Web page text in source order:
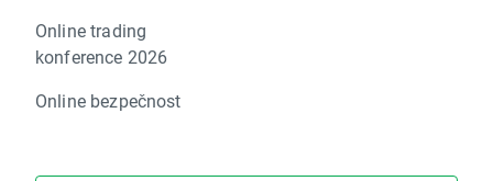
Online trading
konference 2026
Online bezpečnost